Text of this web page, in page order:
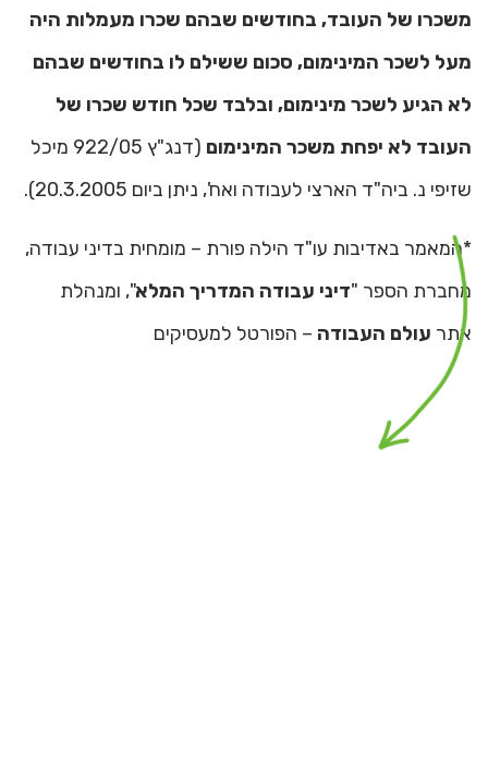
משכרו של העובד, בחודשים שבהם שכרו מעמלות היה
מעל לשכר המינימום, סכום ששילם לו בחודשים שבהם
לא הגיע לשכר מינימום, ובלבד שכל חודש שכרו של
העובד לא יפחת משכר המינימום
(דנג"ץ 922/05 מיכל
שזיפי נ. ביה"ד הארצי לעבודה ואח', ניתן ביום 20.3.2005).
*המאמר באדיבות עו"ד הילה פורת – מומחית בדיני עבודה,
מחברת הספר "דיני עבודה המדריך המלא", ומנהלת
אתר עולם העבודה – הפורטל למעסיקים